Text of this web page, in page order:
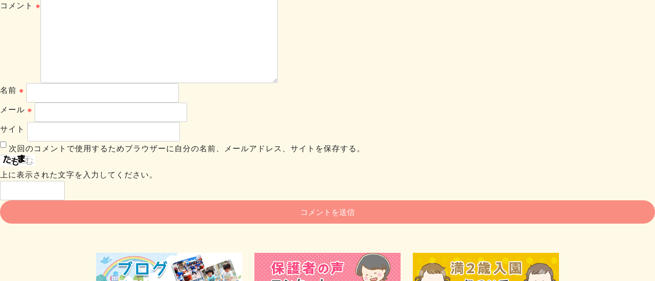
コメント ※
名前 ※
メール ※
サイト
次回のコメントで使用するためブラウザーに自分の名前、メールアドレス、サイトを保存する。
上に表示された文字を入力してください。